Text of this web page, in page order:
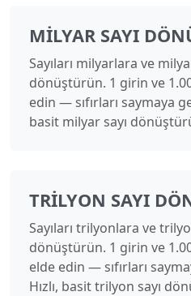
MILYAR SAYI
Sayıları milyarlara ve
dönüştürün. 1 girin ve
edin — sıfırları saymaya
basit milyar sayı
TRILYON SAYI
Sayıları trilyonlara ve
dönüştürün. 1 girin ve
elde edin — sıfırları
Hızlı, basit trilyon sayı